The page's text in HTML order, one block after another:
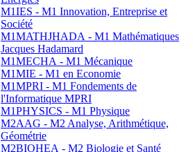
M1IES - M1 Innovation, Entreprise et
Société
M1MATHJHADA - M1 Mathématiques
Jacques Hadamard
M1MECHA - M1 Mécanique
M1MIE - M1 en Economie
M1MPRI - M1 Fondements de
l'Informatique MPRI
M1PHYSICS - M1 Physique
M2AAG - M2 Analyse, Arithmétique,
Géométrie
M2BIOHEA - M2 Biologie et Santé